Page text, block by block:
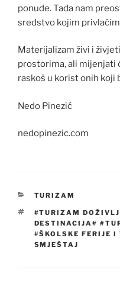
ponude. Tada nam
sredstvo kojim
Materijalizam živi i
prostorima, ali mijenjati
raskoš u korist onih koji
Nedo Pinezić
nedopinezic.com
KATEGORIJE
TURIZAM
OZNAKE
#TURIZAM
DESTINACIJA#
#ŠKOLSKE FERIJE
SMJEŠTAJ